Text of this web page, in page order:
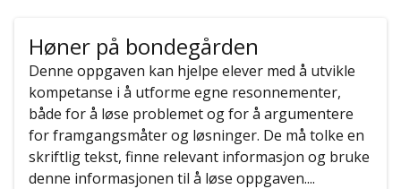
Høner på bondegården
Denne oppgaven kan hjelpe elever med å utvikle
kompetanse i å utforme egne resonnementer,
både for å løse problemet og for å argumentere
for framgangsmåter og løsninger. De må tolke en
skriftlig tekst, finne relevant informasjon og bruke
denne informasjonen til å løse oppgaven....